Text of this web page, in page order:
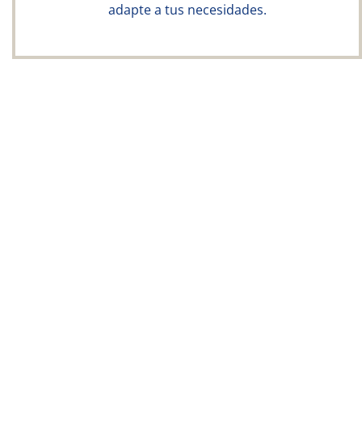
adapte a tus necesidades.